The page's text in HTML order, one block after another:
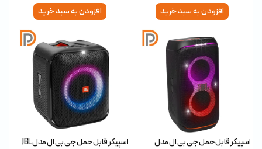
افزودن به سبد خرید افزودن به سبد خرید
اسپیکر قابل حمل جی بی ال مدل
اسپیکر قابل حمل جی بی ال مدل JBL